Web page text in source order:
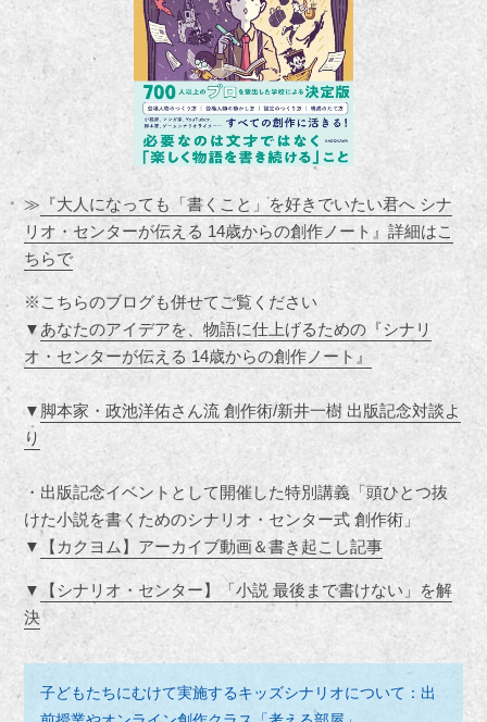
≫ 『大人になっても「書くこと」を好きでいたい君へ シナ
リオ・センターが伝える 14歳からの創作ノート』詳細はこ
ちらで
※こちらのブログも併せてご覧ください
▼ あなたのアイデアを、物語に仕上げるための『シナリ
オ・センターが伝える 14歳からの創作ノート』
▼ 脚本家・政池洋佑さん流 創作術/新井一樹 出版記念対談よ
り
・出版記念イベントとして開催した特別講義「頭ひとつ抜
けた小説を書くためのシナリオ・センター式 創作術」
▼
【カクヨム】アーカイブ動画＆書き起こし記事
▼
【シナリオ・センター】「小説 最後まで書けない」を解
決
子どもたちにむけて実施するキッズシナリオについて：出